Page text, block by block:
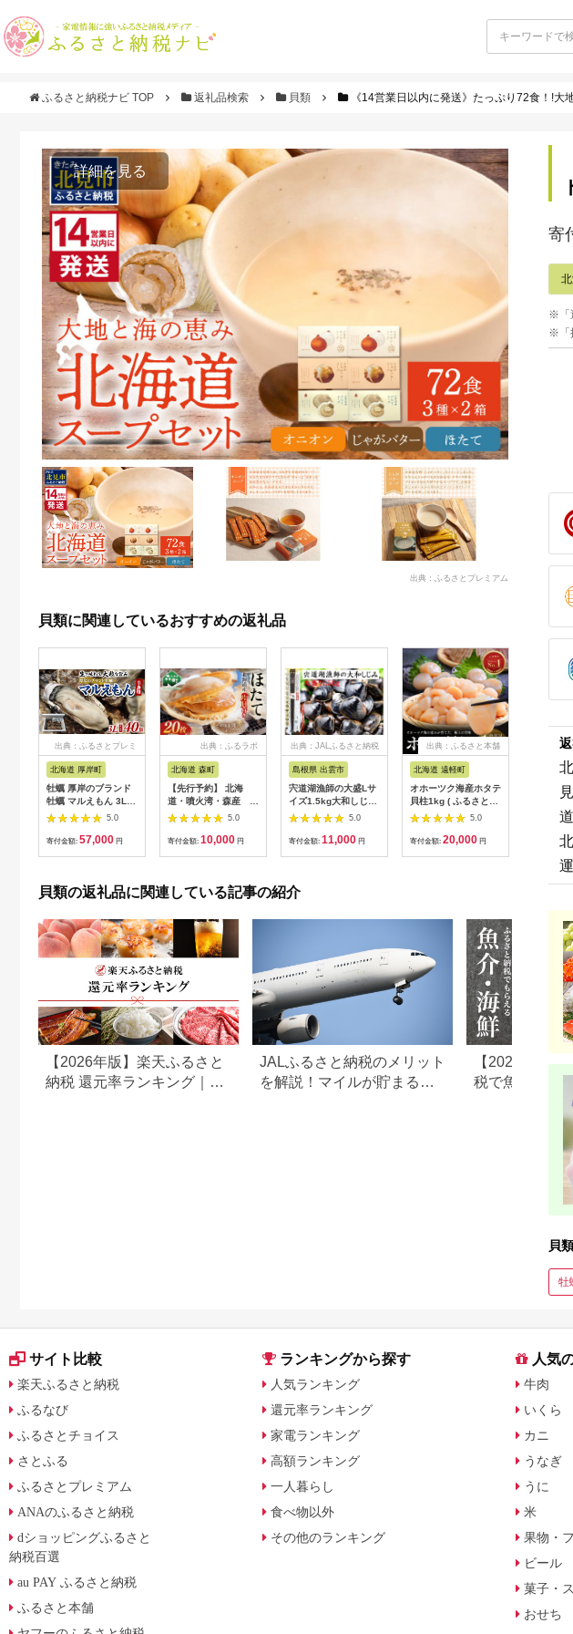
ふるさと納税ナビ TOP 返礼品検索 貝類 《14営業日以内に発送》たっぷり72食！!
詳細を見る
出典：ふるさとプレミアム
貝類に関連しているおすすめの返礼品
出典：ふるさとプレミ
北海道 厚岸町
牡蠣 厚岸のブランド
牡蠣 マルえもん 3Lサ
イズ 40個 生食用 魚
貝類 海鮮 海のミルク
国産 生食用殻付き牡
焼き牡蠣 マルえもん
5.0
寄付金額: 57,000 円
出典：ふるラボ
北海道 森町
【先行予約】 北海
道・噴火湾・森産 冷
凍ほたて片貝20枚 ＜
海鮮問屋 株式会社
瑞宝＞ 森町 ほたて 帆
5.0
寄付金額: 10,000 円
出典：JALふるさと納税
島根県 出雲市
宍道湖漁師の大盛Lサ
イズ1.5kg大和しじみ
（しめ縄干支箸付）
5.0
寄付金額: 11,000 円
出典：ふるさと本舗
北海道 遠軽町
オホーツク海産ホタテ
貝柱1kg ( ふるさと納
税 北海道産 ほたて ホ
タテ貝柱 刺身 冷凍 貝
北海道 遠軽町 ) en01-
5.0
寄付金額: 20,000 円
出典：
北海道 北
【予約：
より順次
ナイフ付
サロマ湖
カキ貝
お歳暮
寄付金額:
貝類の返礼品に関連している記事の紹介
【2026年版】楽天ふるさと
納税 還元率ランキング｜高
JALふるさと納税のメリット
を解説！マイルが貯まる仕
【2026年最新
税で魚・魚介
返礼品ランキ
寄
※「
※「
貝
牡
サイト比較
楽天ふるさと納税
ふるなび
ふるさとチョイス
さとふる
ふるさとプレミアム
ANAのふるさと納税
dショッピングふるさと
納税百選
au PAY ふるさと納税
ふるさと本舗
ランキングから探す
人気ランキング
還元率ランキング
家電ランキング
高額ランキング
一人暮らし
食べ物以外
その他のランキング
人気
牛肉
いくら
カニ
うなぎ
うに
米
果物・
ビール
菓子・
おせち